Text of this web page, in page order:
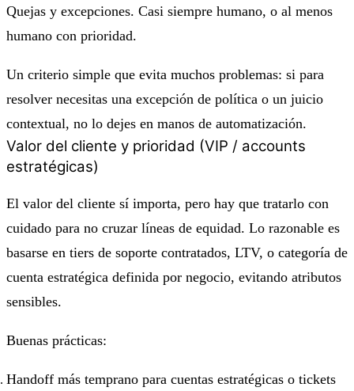
Quejas y excepciones. Casi siempre humano, o al menos
humano con prioridad.
Un criterio simple que evita muchos problemas: si para
resolver necesitas una excepción de política o un juicio
contextual, no lo dejes en manos de automatización.
Valor del cliente y prioridad (VIP / accounts
estratégicas)
El valor del cliente sí importa, pero hay que tratarlo con
cuidado para no cruzar líneas de equidad. Lo razonable es
basarse en tiers de soporte contratados, LTV, o categoría de
cuenta estratégica definida por negocio, evitando atributos
sensibles.
Buenas prácticas:
Handoff más temprano para cuentas estratégicas o tickets